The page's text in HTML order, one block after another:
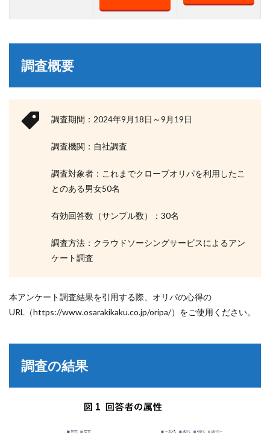
調査概要
調査期間：2024年9月18日～9月19日
調査機関：自社調査
調査対象者：これまでクローブオリパを利用したこ
とのある男女50名
有効回答数（サンプル数）：30名
調査方法：クラウドソーシングサービスによるアン
ケート調査
本アンケート調査結果を引用する際、オリパの心得の
URL（https://www.osarakikaku.co.jp/oripa/）をご使用ください。
調査の結果